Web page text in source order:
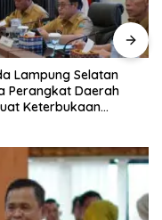
Lampung Selatan
Perangkat Daerah
Keterbukaan